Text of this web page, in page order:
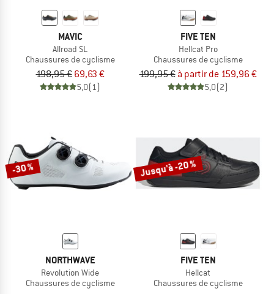
MAVIC
Allroad SL
Chaussures de cyclisme
198,95 € 69,63 €
5,0(1)
FIVE TEN
Hellcat Pro
Chaussures de cyclisme
199,95 € à partir de 159,96 €
5,0(2)
-30 %
NORTHWAVE
Revolution Wide
Chaussures de cyclisme
Jusqu'à -20 %
FIVE TEN
Hellcat
Chaussures de cyclisme